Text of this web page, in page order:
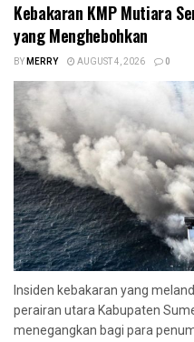
Kebakaran KMP Mutiara
yang Menghebohkan
BYMERRY AUGUST 4, 2026 0
Insiden kebakaran yang
perairan utara Kabupaten
menegangkan bagi para